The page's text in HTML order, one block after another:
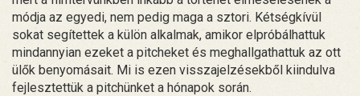
módja az egyedi, nem pedig maga a sztori. Kétségkívül
sokat segítettek a külön alkalmak, amikor elpróbálhattuk
mindannyian ezeket a pitcheket és meghallgathattuk az ott
ülők benyomásait. Mi is ezen visszajelzésekből kiindulva
fejlesztettük a pitchünket a hónapok során.